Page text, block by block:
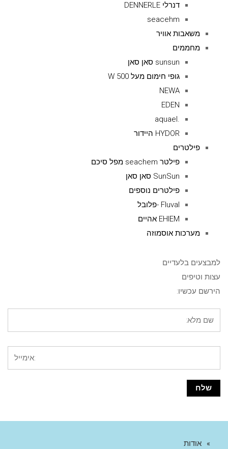
דנרלי DENNERLE
seacehm
משאבות אוויר
מחממים
sunsun סאן סאן
גופי חימום מעל 500 W
NEWA
EDEN
.aquael
HYDOR היידור
פילטרים
פילטר seachem מפל סיכם
SunSun סאן סאן
פילטרים נוספים
Fluval -פלובל
EHIEM אהיים
מערכות אוסמוזה
למבצעים בלעדיים
עצות וטיפים
הירשם עכשיו:
אודות